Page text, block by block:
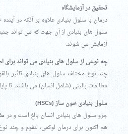
تحقیق در آزمایشگاه
درمان با سلول بنیادی علاوه بر آنکه در
سلول های بنیادی از آن جهت که می تواند
آزمایش می شوند.
چه نوعی از سلول های بنیادی می تواند برای
چند نوع مختلف سلول های بنیادی تاثیر
مطالعات بالینی (شامل انسان) می باشند. تا
سلول بنیادی خون ساز (HSCs)
جزو سلول های بنیادی انسان بالغ است و در